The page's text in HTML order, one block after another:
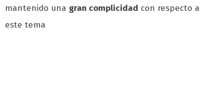
mantenido una gran complicidad con respecto a
este tema